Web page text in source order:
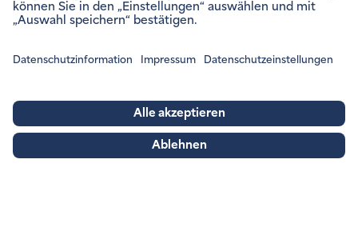
Impressum
Rechtliche Hinweise
Barrierefreiheitsinformation
Datenschutzinformation